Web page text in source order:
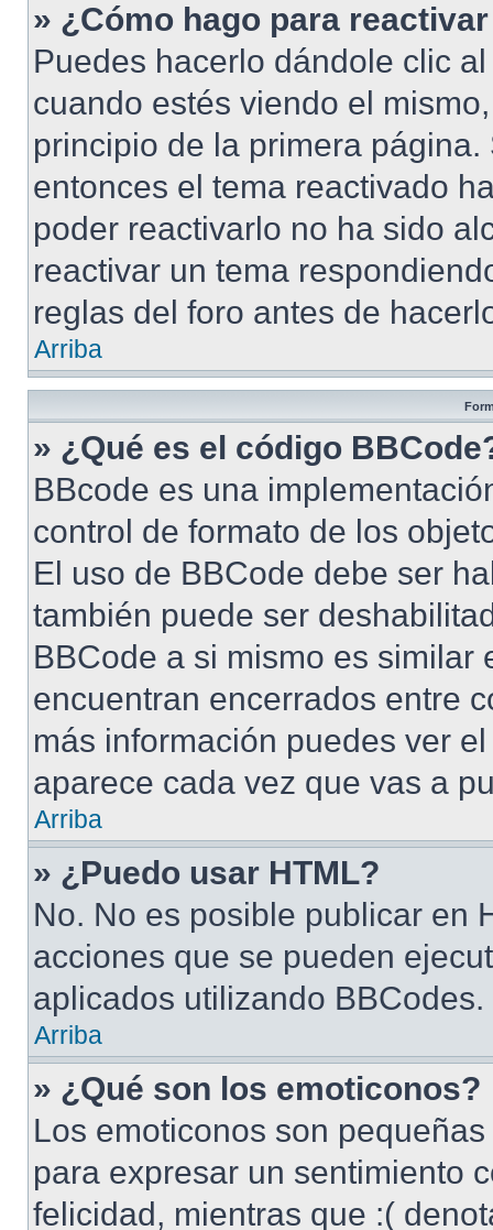
» ¿Cómo hago para
Puedes hacerlo dándole clic
cuando estés viendo el
principio de la primera
entonces el tema reactivado
poder reactivarlo no ha sido
reactivar un tema
reglas del foro antes de
Arriba
» ¿Qué es el código
BBcode es una
control de formato de los
El uso de BBCode debe ser
también puede ser
BBCode a si mismo es similar
encuentran encerrados entre
más información puedes ver
aparece cada vez que vas a
Arriba
» ¿Puedo usar HTML?
No. No es posible publicar en
acciones que se pueden
aplicados utilizando BBCodes.
Arriba
» ¿Qué son los emoticonos?
Los emoticonos son
para expresar un sentimiento
felicidad, mientras que :(